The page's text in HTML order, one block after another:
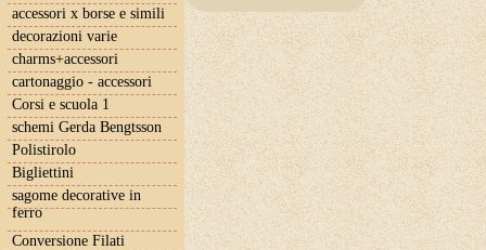
accessori x borse e simili
decorazioni varie
charms+accessori
cartonaggio - accessori
Corsi e scuola 1
schemi Gerda Bengtsson
Polistirolo
Bigliettini
sagome decorative in
ferro
Conversione Filati